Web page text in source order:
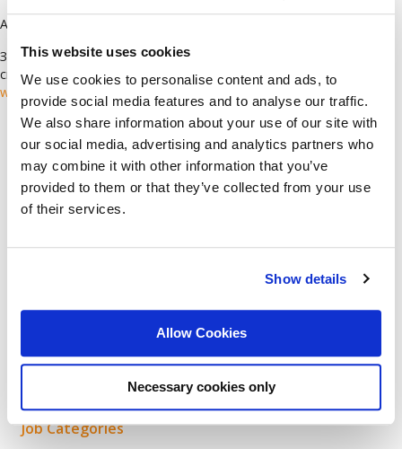
This website uses cookies
We use cookies to personalise content and ads, to
provide social media features and to analyse our traffic.
We also share information about your use of our site with
our social media, advertising and analytics partners who
may combine it with other information that you’ve
provided to them or that they’ve collected from your use
of their services.
Show details
Allow Cookies
Necessary cookies only
Ако имате въпроси, моля, пишете ни на:
За да научите повече за Blue Lynx и да видите всички текущи
свободни позиции, посетете нашия уебсайт:
www.bluelynxcareers.bg
Languages
Arabic (78)
Bulgarian (118)
English (62)
Serbian (1)
Job Categories